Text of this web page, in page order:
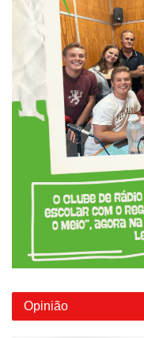
Opinião